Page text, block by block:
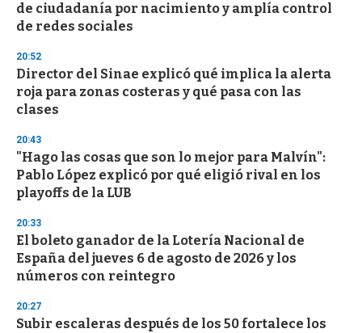
de ciudadanía por nacimiento y amplía control
de redes sociales
20:52
Director del Sinae explicó qué implica la alerta
roja para zonas costeras y qué pasa con las
clases
20:43
"Hago las cosas que son lo mejor para Malvín":
Pablo López explicó por qué eligió rival en los
playoffs de la LUB
20:33
El boleto ganador de la Lotería Nacional de
España del jueves 6 de agosto de 2026 y los
números con reintegro
20:27
Subir escaleras después de los 50 fortalece los